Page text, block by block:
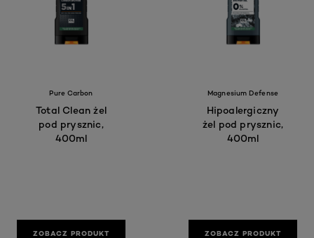
Pure Carbon
Total Clean żel
pod prysznic,
400ml
ZOBACZ PRODUKT
Magnesium Defense
Hipoalergiczny
żel pod prysznic,
400ml
ZOBACZ PRODUKT